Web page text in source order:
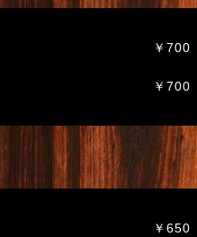
￥700
￥700
￥650